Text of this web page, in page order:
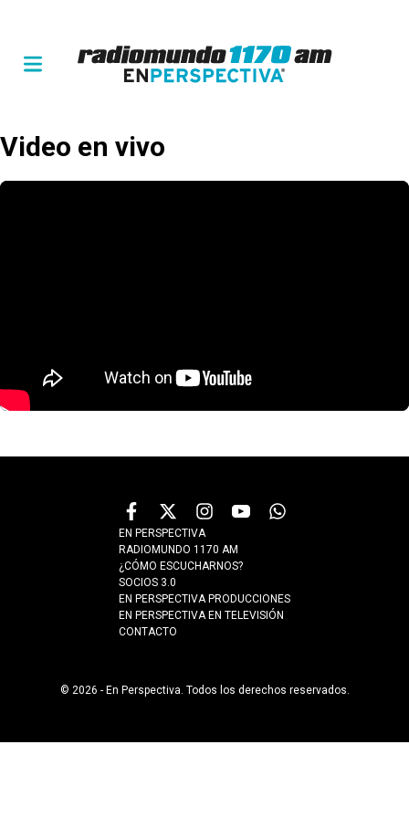
Video en vivo
EN PERSPECTIVA
RADIOMUNDO 1170 AM
¿CÓMO ESCUCHARNOS?
SOCIOS 3.0
EN PERSPECTIVA PRODUCCIONES
EN PERSPECTIVA EN TELEVISIÓN
CONTACTO
© 2026 - En Perspectiva. Todos los derechos reservados.